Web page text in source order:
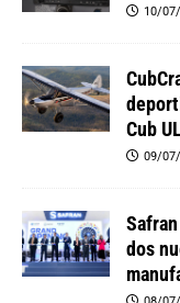
10/
Cub
09/
dos